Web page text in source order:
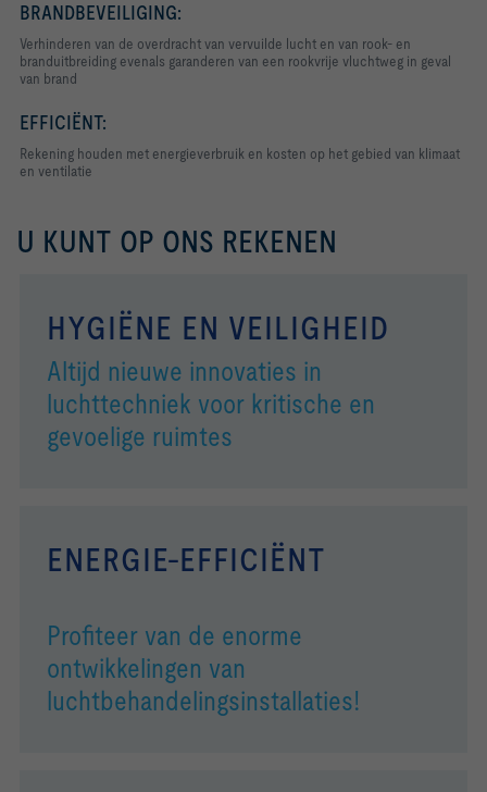
BRANDBEVEILIGING:
Verhinderen van de overdracht van vervuilde lucht en van rook- en
branduitbreiding evenals garanderen van een rookvrije vluchtweg in geval
van brand
EFFICIËNT:
Rekening houden met energieverbruik en kosten op het gebied van klimaat
en ventilatie
U KUNT OP ONS REKENEN
HYGIËNE EN VEILIGHEID
Altijd nieuwe innovaties in
luchttechniek voor kritische en
gevoelige ruimtes
ENERGIE-EFFICIËNT
Profiteer van de enorme
ontwikkelingen van
luchtbehandelingsinstallaties!